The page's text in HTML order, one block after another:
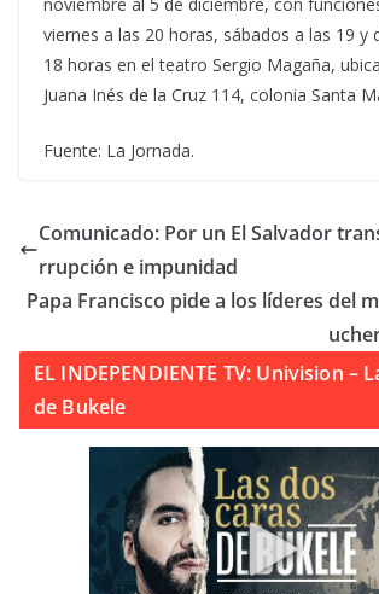
viernes a las 20 horas, sábados a las 19 y
18 horas en el teatro Sergio Magaña,
Juana Inés de la Cruz 114, colonia Santa
Fuente: La Jornada.
Comunicado: Por un El Salvador
rrupción e impunidad
Papa Francisco pide a los líderes del
EL INDEPENDIENTE TV: Univision –
de Bukele